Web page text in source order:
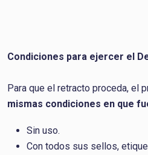
Condiciones para ejercer el
Para que el retracto proceda, el
mismas condiciones en que
Sin uso.
Con todos sus sellos,